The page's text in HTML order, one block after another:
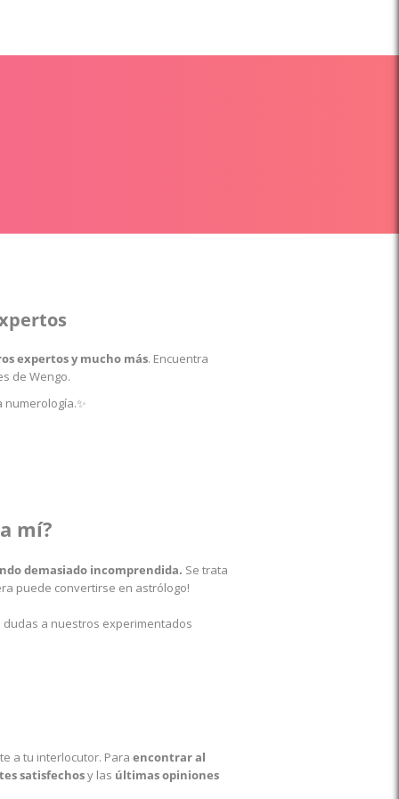
expertos y mucho más. Encuentra
de Wengo.
mí?
demasiado incomprendida. Se trata
puede convertirse en astrólogo!
a nuestros experimentados
a tu interlocutor. Para encontrar al
satisfechosy las últimas opiniones